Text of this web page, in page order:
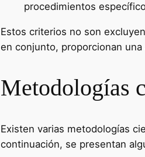
procedimientos
Estos criterios no son
en conjunto, proporcionan
Metodologías
Existen varias metodologías
continuación, se presentan